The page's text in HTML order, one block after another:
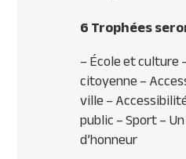
6 Trophées
– École et culture
citoyenne –
ville –
public – Sport –
d’honneur